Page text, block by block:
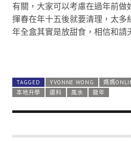
有關，大家可以考慮在過年前做
揮春在年十五後就要清理，太多
年全盒其實是放甜食，相信和請
TAGGED YVONNE WONG 媽媽
本地升學
選科 風水 龍年